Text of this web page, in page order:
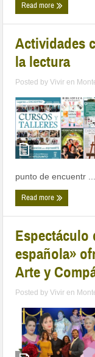
Read more
Actividades
la lectura
Posted byVivir en
punto de encuentr ...
Read more
Espectáculo
española»
Arte y
Posted byVivir en